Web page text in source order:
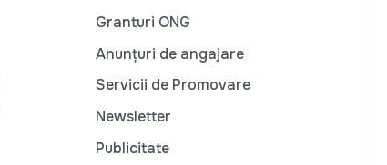
Granturi ONG
Anunțuri de angajare
Servicii de Promovare
Newsletter
Publicitate